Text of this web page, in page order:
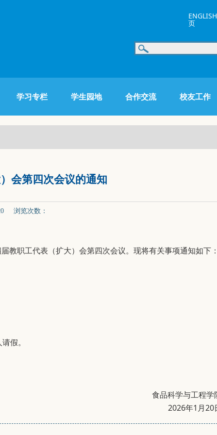
ENGLISH
页
学习专栏 学生园地 合作交流 校友工作
会第四次会议的通知
浏览次数：
教职工代表（扩大）会第四次会议。现将有关事项通知如下
假。
食品科学与工程学
2026年1月20